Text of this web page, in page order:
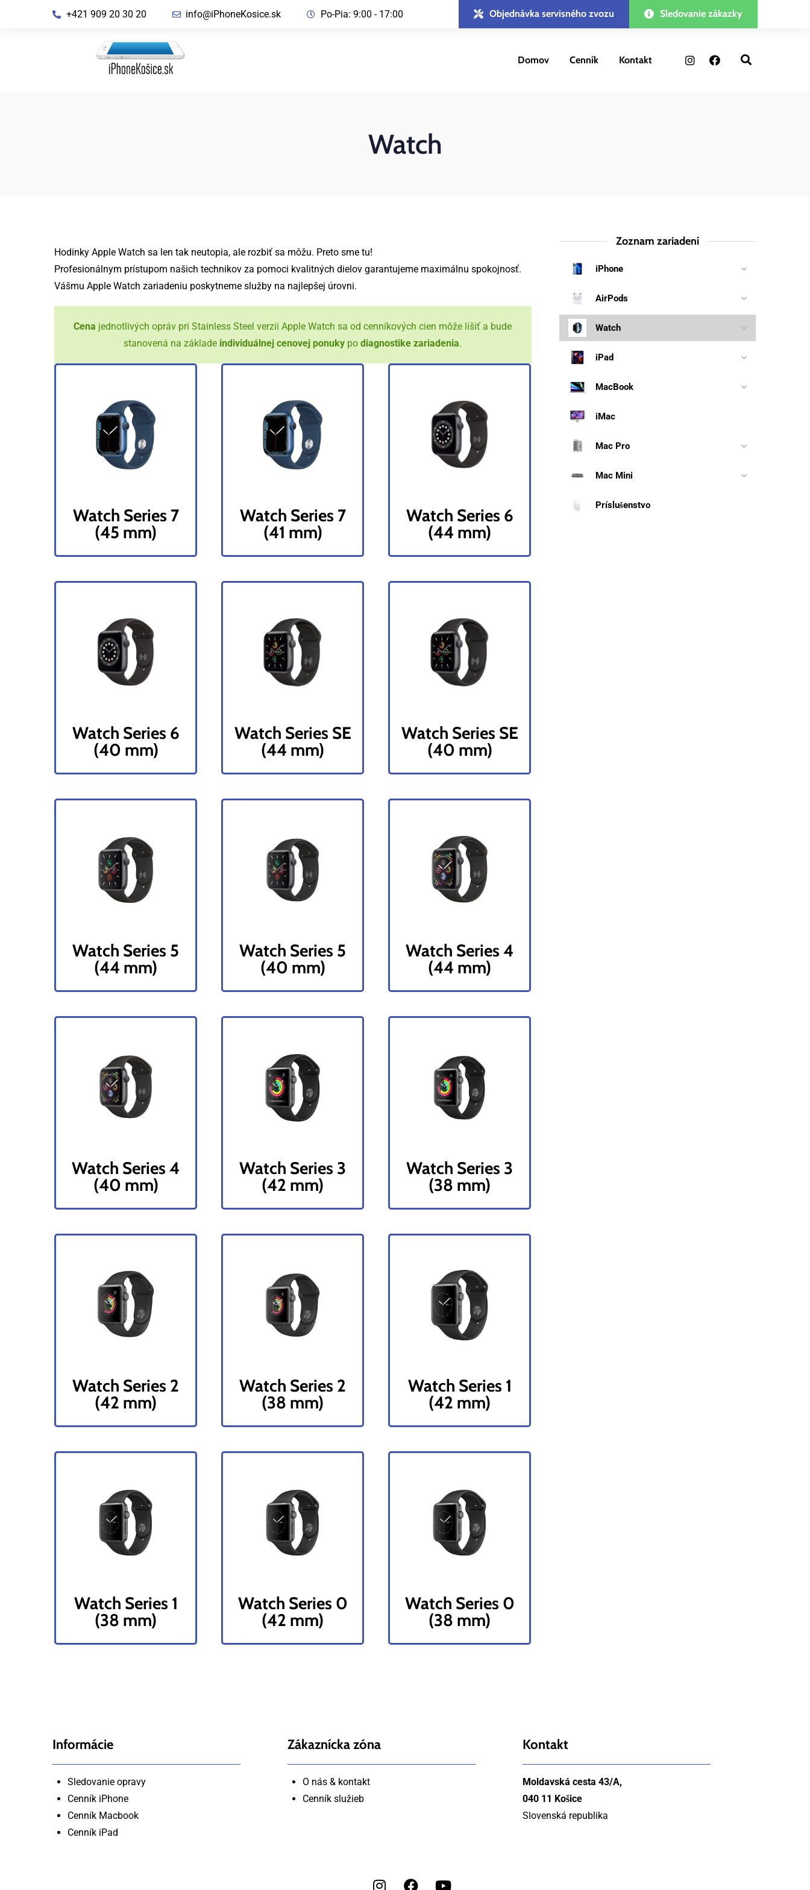
+421 909 20 30 20 info@iPhoneKosice.sk Po-Pia: 9:00 - 17:00 Objednávka servisného zvozu Sledovanie zákazky
Domov Cenník Kontakt
Watch
Hodinky Apple Watch sa len tak neutopia, ale rozbiť sa môžu. Preto sme tu!
Profesionálnym prístupom našich technikov za pomoci kvalitných dielov garantujeme maximálnu spokojnosť.
Vášmu Apple Watch zariadeniu poskytneme služby na najlepšej úrovni.
Cena jednotlivých opráv pri Stainless Steel verzii Apple Watch sa od cenníkových cien môže líšiť a bude
stanovená na základe individuálnej cenovej ponuky podiagnostike zariadenia.
Watch Series 7
(45 mm)
Watch Series 7
(41 mm)
Watch Series 6
(44 mm)
Watch Series 6
(40 mm)
Watch Series SE
(44 mm)
Watch Series SE
(40 mm)
Watch Series 5
(44 mm)
Watch Series 5
(40 mm)
Watch Series 4
(44 mm)
Watch Series 4
(40 mm)
Watch Series 3
(42 mm)
Watch Series 3
(38 mm)
Watch Series 2
(42 mm)
Watch Series 2
(38 mm)
Watch Series 1
(42 mm)
Watch Series 1
(38 mm)
Watch Series 0
(42 mm)
Watch Series 0
(38 mm)
Zoznam zariadení
iPhone
AirPods
Watch
iPad
MacBook
iMac
Mac Pro
Mac Mini
Príslušenstvo
Informácie
Sledovanie opravy
Cenník iPhone
Cenník Macbook
Cenník iPad
Zákaznícka zóna
O nás & kontakt
Cenník služieb
Kontakt
Moldavská cesta 43/A,
040 11 Košice
Slovenská republika